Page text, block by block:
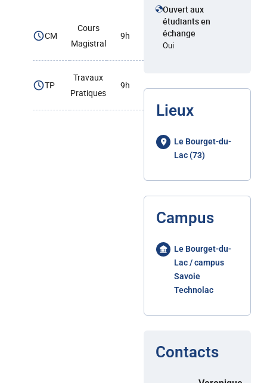
CM
Cours
Magistral
9h
TP
Travaux
Pratiques
9h
Ouvert aux
étudiants en
échange
Oui
Lieux
Le Bourget-du-
Lac (73)
Campus
Le Bourget-du-
Lac / campus
Savoie
Technolac
Contacts